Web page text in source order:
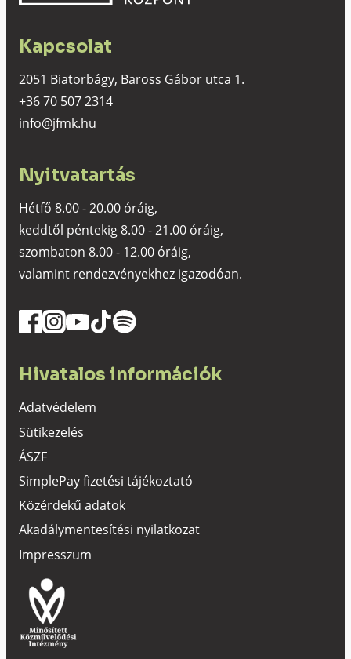
Kapcsolat
2051 Biatorbágy, Baross Gábor utca 1.
+36 70 507 2314
info@jfmk.hu
Nyitvatartás
Hétfő 8.00 - 20.00 óráig,
keddtől péntekig 8.00 - 21.00 óráig,
szombaton 8.00 - 12.00 óráig,
valamint rendezvényekhez igazodóan.
Hivatalos információk
Adatvédelem
Sütikezelés
ÁSZF
SimplePay fizetési tájékoztató
Közérdekű adatok
Akadálymentesítési nyilatkozat
Impresszum